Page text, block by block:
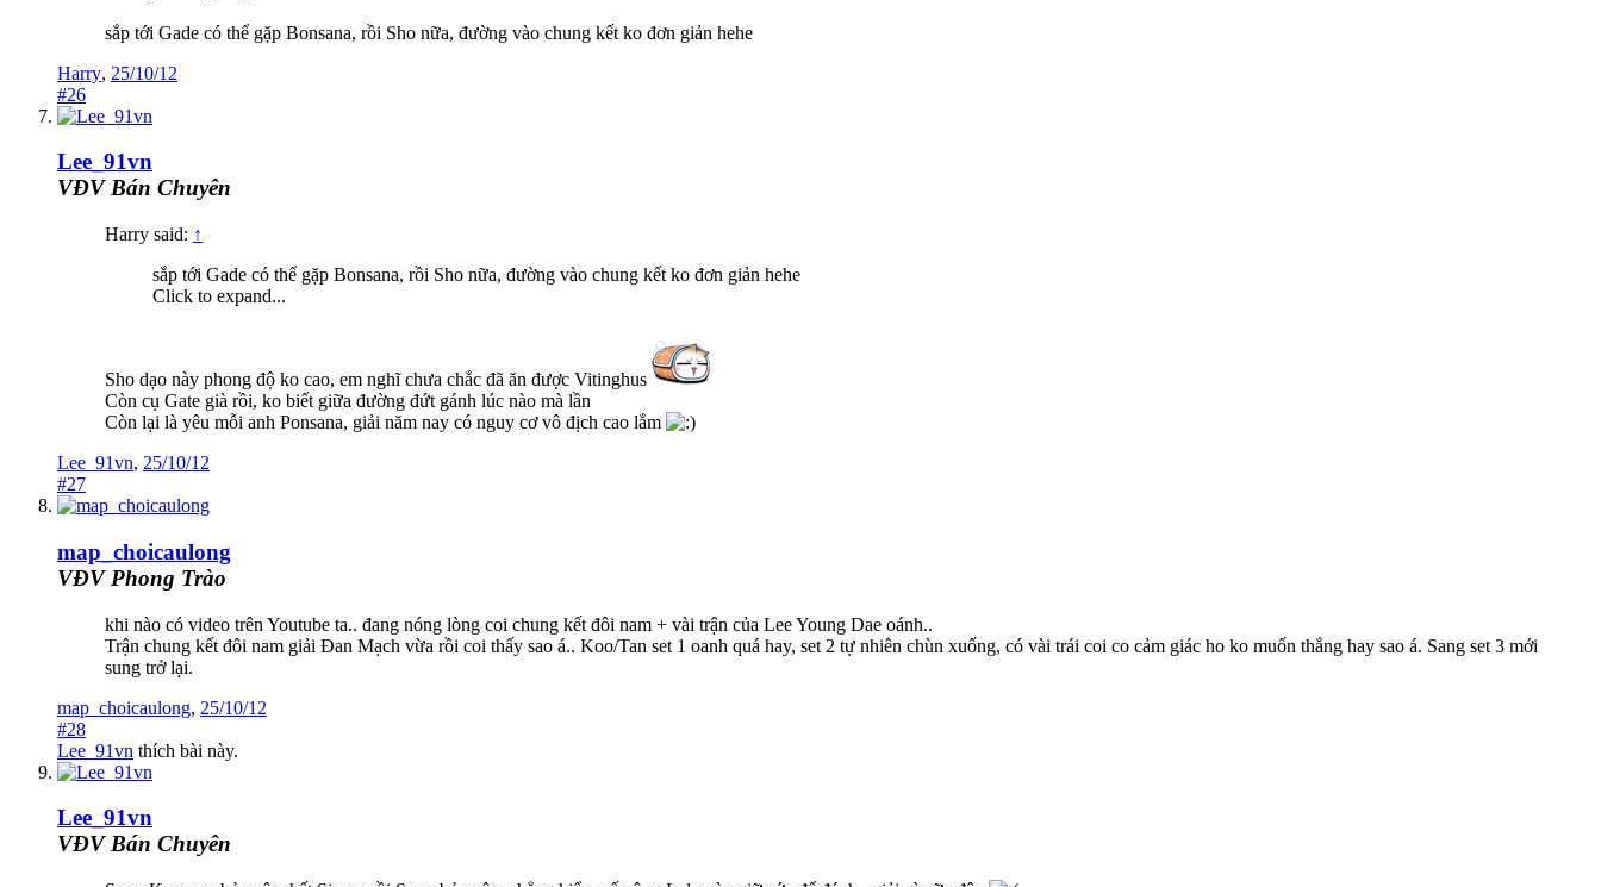
sắp tới Gade có thể gặp Bonsana, rồi Sho nữa, đường vào chung kết ko đơn giản hehe
Harry, 25/10/12
#26
Lee_91vn
VĐV Bán Chuyên
Harry said: ↑
sắp tới Gade có thể gặp Bonsana, rồi Sho nữa, đường vào chung kết ko đơn giản hehe
Click to expand...
Sho dạo này phong độ ko cao, em nghĩ chưa chắc đã ăn được Vitinghus
Còn cụ Gate già rồi, ko biết giữa đường đứt gánh lúc nào mà lần
Còn lại là yêu mỗi anh Ponsana, giải năm nay có nguy cơ vô địch cao lắm
Lee_91vn, 25/10/12
#27
map_choicaulong
VĐV Phong Trào
khi nào có video trên Youtube ta.. đang nóng lòng coi chung kết đôi nam + vài trận của Lee Young Dae oánh..
Trận chung kết đôi nam giải Đan Mạch vừa rồi coi thấy sao á.. Koo/Tan set 1 oanh quá hay, set 2 tự nhiên chùn xuống, có vài trái coi co cảm giác ho ko muốn thắng hay sao á. Sang set 3 mới
sung trở lại.
map_choicaulong, 25/10/12
#28
Lee_91vn thích bài này.
Lee_91vn
VĐV Bán Chuyên